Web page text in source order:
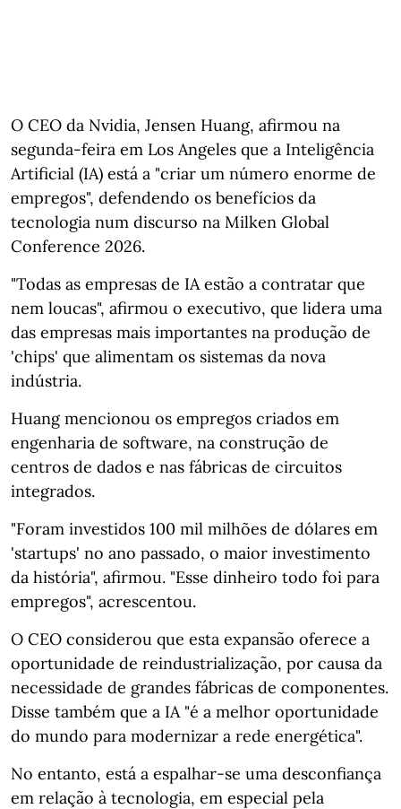
O CEO da Nvidia, Jensen Huang, afirmou na
segunda-feira em Los Angeles que a Inteligência
Artificial (IA) está a "criar um número enorme de
empregos", defendendo os benefícios da
tecnologia num discurso na Milken Global
Conference 2026.
"Todas as empresas de IA estão a contratar que
nem loucas", afirmou o executivo, que lidera uma
das empresas mais importantes na produção de
'chips' que alimentam os sistemas da nova
indústria.
Huang mencionou os empregos criados em
engenharia de software, na construção de
centros de dados e nas fábricas de circuitos
integrados.
"Foram investidos 100 mil milhões de dólares em
'startups' no ano passado, o maior investimento
da história", afirmou. "Esse dinheiro todo foi para
empregos", acrescentou.
O CEO considerou que esta expansão oferece a
oportunidade de reindustrialização, por causa da
necessidade de grandes fábricas de componentes.
Disse também que a IA "é a melhor oportunidade
do mundo para modernizar a rede energética".
No entanto, está a espalhar-se uma desconfiança
em relação à tecnologia, em especial pela